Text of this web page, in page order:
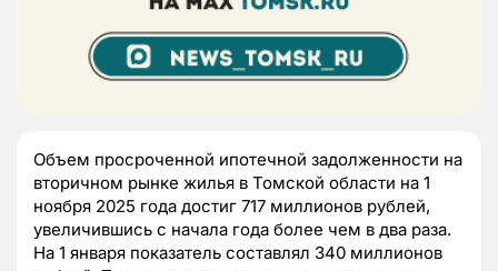
Объем просроченной ипотечной задолженности на
вторичном рынке жилья в Томской области на 1
ноября 2025 года достиг 717 миллионов рублей,
увеличившись с начала года более чем в два раза.
На 1 января показатель составлял 340 миллионов